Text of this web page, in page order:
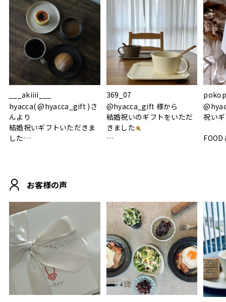
___akiiii___
hyacca( @hyacca_gift )さ
んより
結婚祝いギフトいただきま
した
おうちカフェもお洒落にな
って嬉しい𖠚 ⡱
.
#hyacca #結婚祝い
369_07
@hyacca_gift 様から
結婚祝いのギフトをいただ
きました
素敵なギフトを
ありがとうございました
#hyacca #結婚祝い
#お祝い #プレゼント
祝い
FOOD
真っ
いい
#結婚
淡色
結婚
色イ
お客様の声